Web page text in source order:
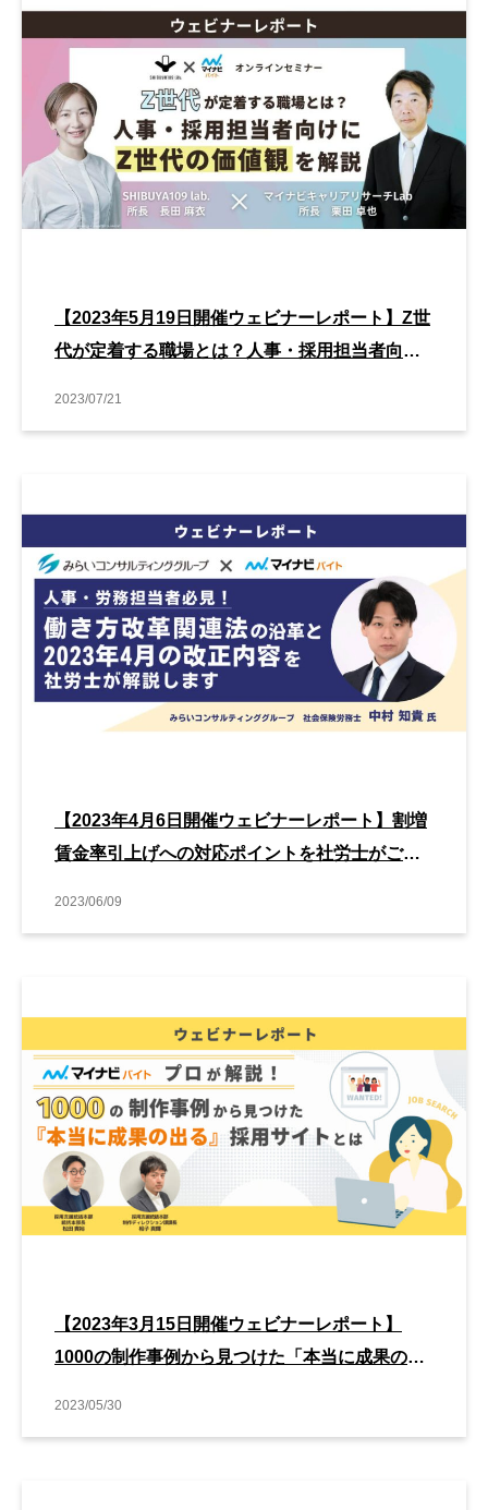
【2023年5月19日開催ウェビナーレポート】Z世
代が定着する職場とは？人事・採用担当者向け
2023/07/21
【2023年4月6日開催ウェビナーレポート】割増
賃金率引上げへの対応ポイントを社労士がご解
2023/06/09
【2023年3月15日開催ウェビナーレポート】
1000の制作事例から見つけた「本当に成果の出
2023/05/30